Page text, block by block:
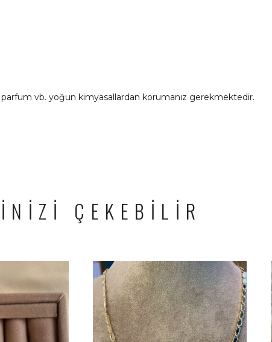
vb. yoğun kimyasallardan korumanız gerekmektedir.
ÇEKEBİLİR